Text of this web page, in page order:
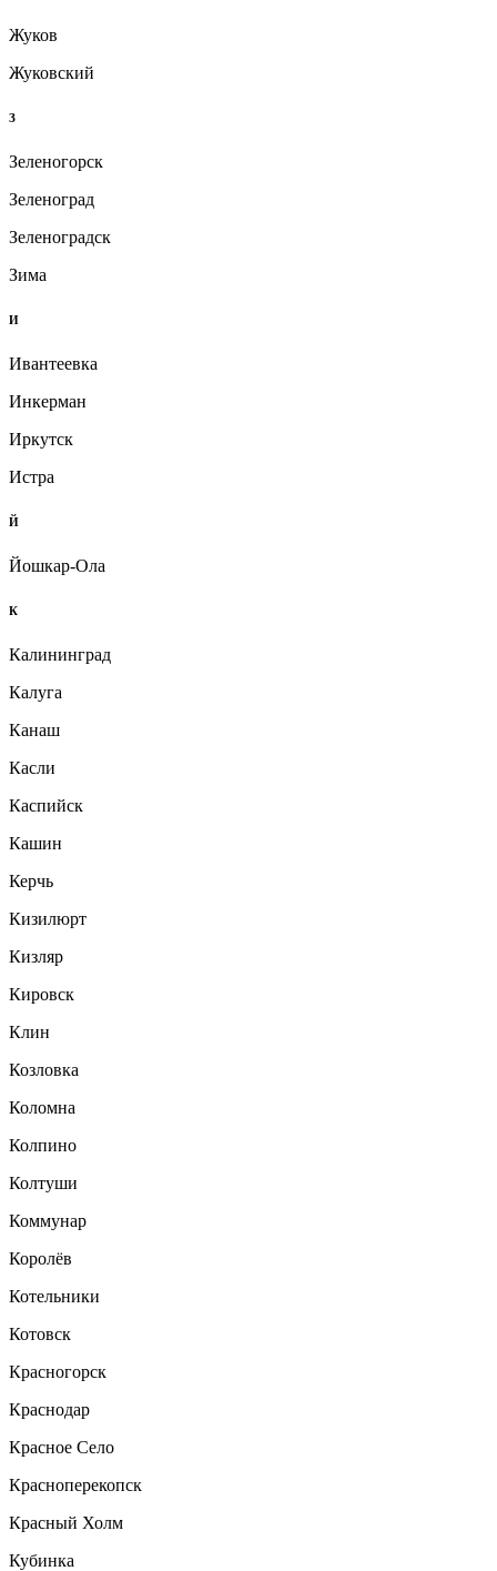
Жуков
Жуковский
З
Зеленогорск
Зеленоград
Зеленоградск
Зима
И
Ивантеевка
Инкерман
Иркутск
Истра
Й
Йошкар-Ола
К
Калининград
Калуга
Канаш
Касли
Каспийск
Кашин
Керчь
Кизилюрт
Кизляр
Кировск
Клин
Козловка
Коломна
Колпино
Колтуши
Коммунар
Королёв
Котельники
Котовск
Красногорск
Краснодар
Красное Село
Красноперекопск
Красный Холм
Кубинка